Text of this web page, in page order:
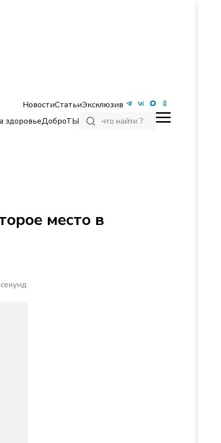
НовостиСтатьиЭксклюзив
здоровьеДоброТЫ
место в